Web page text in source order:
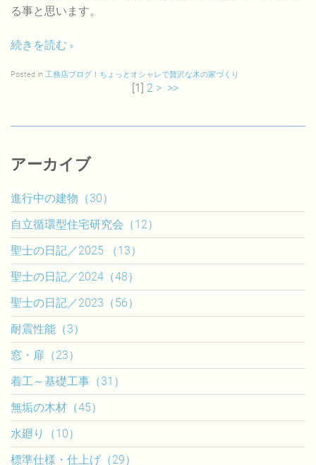
る事と思います。
続きを読む
Posted in 工務店ブログ！ちょっとオシャレで贅沢な木の家づくり
[1] 2 > >>
アーカイブ
進行中の建物（30）
自立循環型住宅研究会（12）
聖士の日記／2025 （13）
聖士の日記／2024（48）
聖士の日記／2023（56）
耐震性能（3）
窓・扉（23）
着工～基礎工事（31）
無垢の木材（45）
水廻り（10）
標準仕様・仕上げ（29）